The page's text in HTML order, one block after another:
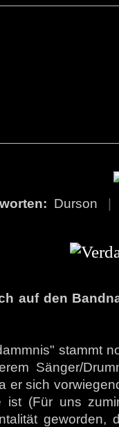
Durson
auf den
stammt
Sänger/
er sich
ist (Für uns